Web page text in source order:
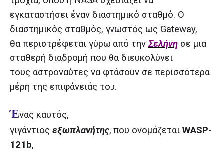
εγκαταστήσει έναν διαστημικό σταθμό. Ο
διαστημικός σταθμός, γνωστός ως Gateway,
θα περιστρέφεται γύρω από τηνΣελήνη σε μια
σταθερή διαδρομή που θα διευκολύνει
τους αστροναύτες να φτάσουν σε περισσότερα
μέρη της επιφάνειάς του.
Ένας καυτός,
γιγάντιος εξωπλανήτης, που ονομάζεται WASP-
121b,